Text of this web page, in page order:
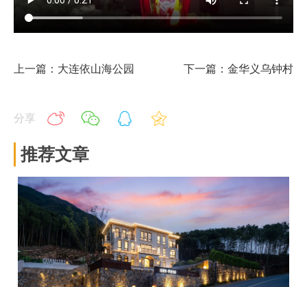
上一篇：大连依山海公园 下一篇：金华义乌钟村
分享
推荐文章